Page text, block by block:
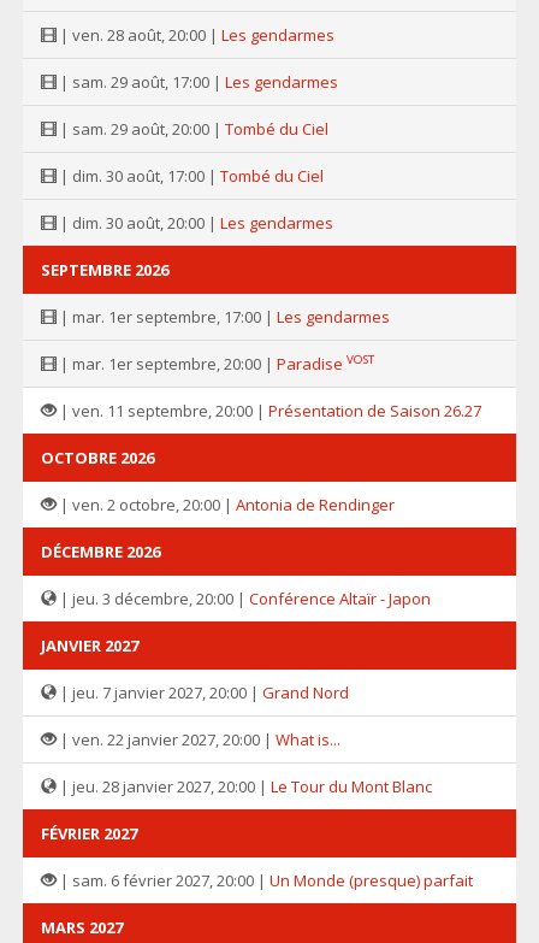
| ven. 28 août, 20:00 | Les gendarmes
| sam. 29 août, 17:00 | Les gendarmes
| sam. 29 août, 20:00 | Tombé du Ciel
| dim. 30 août, 17:00 | Tombé du Ciel
| dim. 30 août, 20:00 | Les gendarmes
SEPTEMBRE 2026
| mar. 1er septembre, 17:00 | Les gendarmes
| mar. 1er septembre, 20:00 | Paradise VOST
| ven. 11 septembre, 20:00 | Présentation de Saison 26.27
OCTOBRE 2026
| ven. 2 octobre, 20:00 | Antonia de Rendinger
DÉCEMBRE 2026
| jeu. 3 décembre, 20:00 | Conférence Altaïr - Japon
JANVIER 2027
| jeu. 7 janvier 2027, 20:00 | Grand Nord
| ven. 22 janvier 2027, 20:00 | What is...
| jeu. 28 janvier 2027, 20:00 | Le Tour du Mont Blanc
FÉVRIER 2027
| sam. 6 février 2027, 20:00 | Un Monde (presque) parfait
MARS 2027